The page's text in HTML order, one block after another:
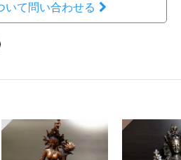
いて問い合わせる